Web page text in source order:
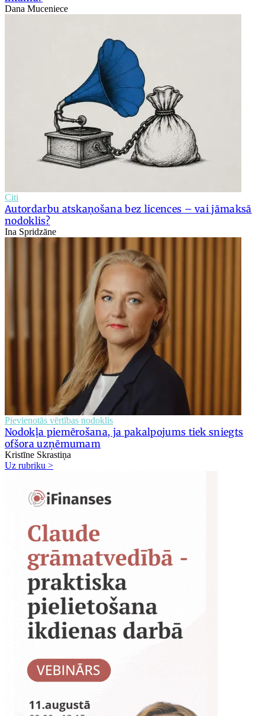
Dana Muceniece
Citi
Autordarbu atskaņošana bez licences – vai jāmaksā
nodoklis?
Ina Spridzāne
Pievienotās vērtības nodoklis
Nodokļa piemērošana, ja pakalpojums tiek sniegts
ofšora uzņēmumam
Kristīne Skrastiņa
Uz rubriku >